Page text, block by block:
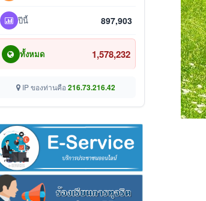
ปีนี้ 897,903
ทั้งหมด 1,578,232
IP ของท่านคือ216.73.216.42